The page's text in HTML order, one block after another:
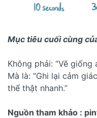
Mục tiêu cuối cùng
Không phải: “Vẽ giống
Mà là: “Ghi lại cảm
thể thật nhanh.”
Nguồn tham khảo :